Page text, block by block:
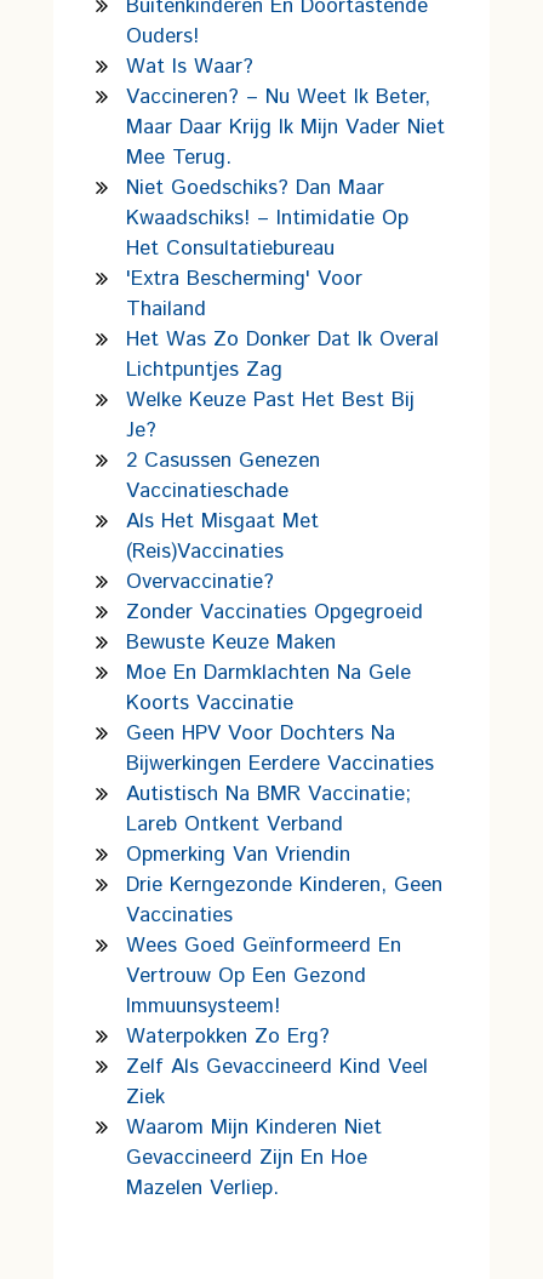
Buitenkinderen En Doortastende
Ouders!
Wat Is Waar?
Vaccineren? – Nu Weet Ik Beter,
Maar Daar Krijg Ik Mijn Vader Niet
Mee Terug.
Niet Goedschiks? Dan Maar
Kwaadschiks! – Intimidatie Op
Het Consultatiebureau
'Extra Bescherming' Voor
Thailand
Het Was Zo Donker Dat Ik Overal
Lichtpuntjes Zag
Welke Keuze Past Het Best Bij
Je?
2 Casussen Genezen
Vaccinatieschade
Als Het Misgaat Met
(reis)vaccinaties
Overvaccinatie?
Zonder Vaccinaties Opgegroeid
Bewuste Keuze Maken
Moe En Darmklachten Na Gele
Koorts Vaccinatie
Geen HPV Voor Dochters Na
Bijwerkingen Eerdere Vaccinaties
Autistisch Na BMR Vaccinatie;
Lareb Ontkent Verband
Opmerking Van Vriendin
Drie Kerngezonde Kinderen, Geen
Vaccinaties
Wees Goed Geïnformeerd En
Vertrouw Op Een Gezond
Immuunsysteem!
Waterpokken Zo Erg?
Zelf Als Gevaccineerd Kind Veel
Ziek
Waarom Mijn Kinderen Niet
Gevaccineerd Zijn En Hoe
Mazelen Verliep.